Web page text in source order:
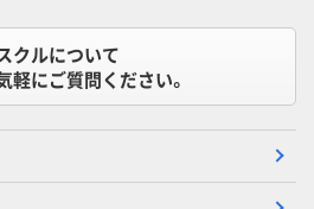
クルについて
軽にご質問ください。